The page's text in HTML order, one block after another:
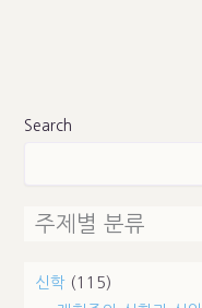
Search
주제별 분류
신학 (115)